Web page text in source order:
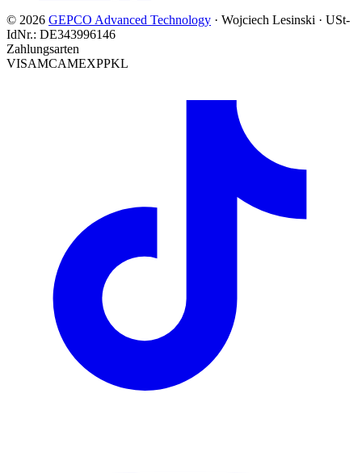
© 2026 GEPCO Advanced Technology · Wojciech Lesinski · USt-
IdNr.: DE343996146
Zahlungsarten
VISAMCAMEXPPKL